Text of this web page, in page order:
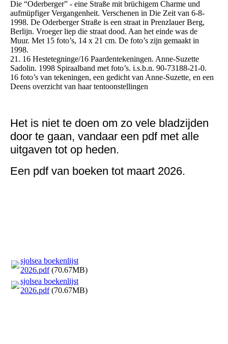
Die “Oderberger” - eine Straße mit brüchigem Charme und
aufmüpfiger Vergangenheit. Verschenen in Die Zeit van 6-8-
1998. De Oderberger Straße is een straat in Prenzlauer Berg,
Berlijn. Vroeger liep die straat dood. Aan het einde was de
Muur. Met 15 foto’s, 14 x 21 cm. De foto’s zijn gemaakt in
1998.
21. 16 Hestetegninge/16 Paardentekeningen. Anne-Suzette
Sadolin. 1998 Spiraalband met foto’s. i.s.b.n. 90-73188-21-0.
16 foto’s van tekeningen, een gedicht van Anne-Suzette, en een
Deens overzicht van haar tentoonstellingen
Het is niet te doen om zo vele bladzijden
door te gaan, vandaar een pdf met alle
uitgaven tot op heden.
Een pdf van boeken tot maart 2026.
sjolsea boekenlijst
2026.pdf(70.67MB)
sjolsea boekenlijst
2026.pdf(70.67MB)